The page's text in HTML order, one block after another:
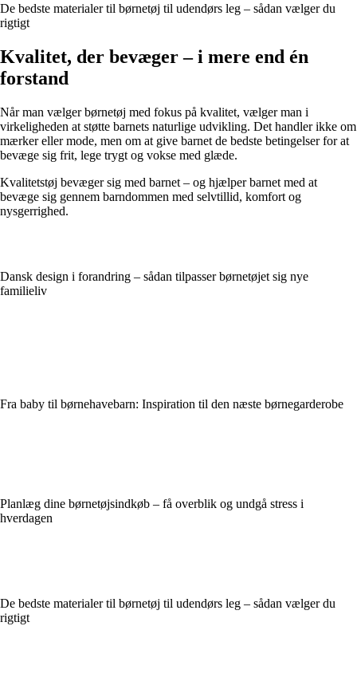
De bedste materialer til børnetøj til udendørs leg – sådan vælger du
rigtigt
Kvalitet, der bevæger – i mere end én
forstand
Når man vælger børnetøj med fokus på kvalitet, vælger man i
virkeligheden at støtte barnets naturlige udvikling. Det handler ikke om
mærker eller mode, men om at give barnet de bedste betingelser for at
bevæge sig frit, lege trygt og vokse med glæde.
Kvalitetstøj bevæger sig med barnet – og hjælper barnet med at
bevæge sig gennem barndommen med selvtillid, komfort og
nysgerrighed.
Dansk design i forandring – sådan tilpasser børnetøjet sig nye
familieliv
Fra baby til børnehavebarn: Inspiration til den næste børnegarderobe
Planlæg dine børnetøjsindkøb – få overblik og undgå stress i
hverdagen
De bedste materialer til børnetøj til udendørs leg – sådan vælger du
rigtigt